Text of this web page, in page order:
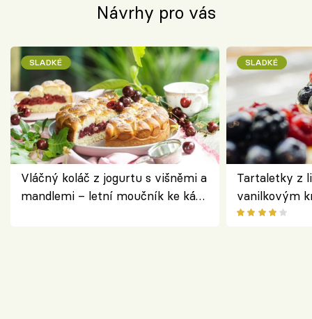
Návrhy pro vás
SLADKÉ
Vláčný koláč z jogurtu s višněmi a
mandlemi – letní moučník ke kávě
SLADKÉ
Tartaletky z
vanilkovým
ovocem